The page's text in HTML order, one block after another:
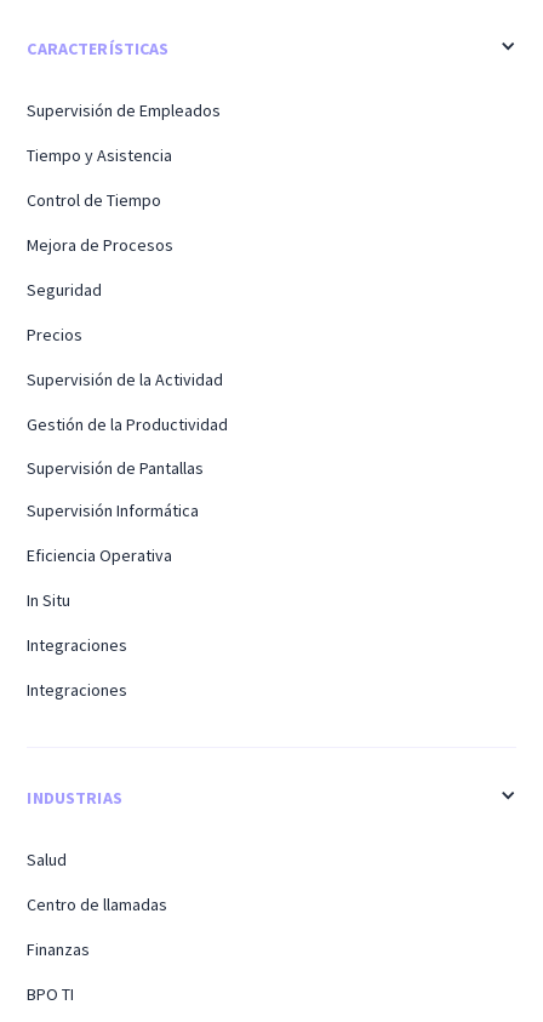
CARACTERÍSTICAS
Supervisión de Empleados
Tiempo y Asistencia
Control de Tiempo
Mejora de Procesos
Seguridad
Precios
Supervisión de la Actividad
Gestión de la Productividad
Supervisión de Pantallas
Supervisión Informática
Eficiencia Operativa
In Situ
Integraciones
Integraciones
INDUSTRIAS
Salud
Centro de llamadas
Finanzas
BPO TI